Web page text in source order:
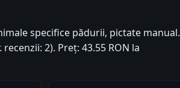
specifice pădurii, pictate manual.
2). Preț: 43.55 RON la